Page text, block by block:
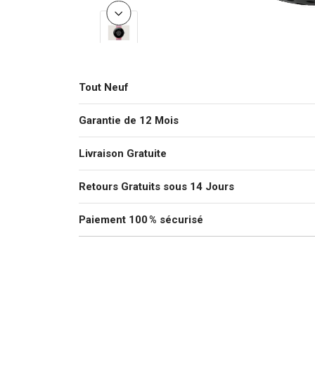
Tout Neuf
Garantie de 12 Mois
Livraison Gratuite
Retours Gratuits sous 14 Jours
Paiement 100 % sécurisé